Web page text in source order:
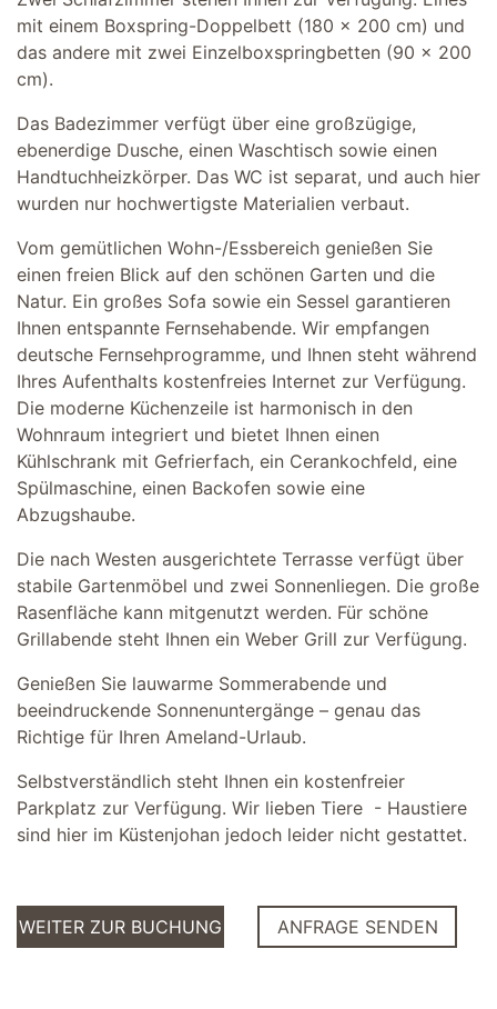
mit einem Boxspring-Doppelbett (180 x 200 cm) und
das andere mit zwei Einzelboxspringbetten (90 x 200
cm).
Das Badezimmer verfügt über eine großzügige,
ebenerdige Dusche, einen Waschtisch sowie einen
Handtuchheizkörper. Das WC ist separat, und auch hier
wurden nur hochwertigste Materialien verbaut.
Vom gemütlichen Wohn-/Essbereich genießen Sie
einen freien Blick auf den schönen Garten und die
Natur. Ein großes Sofa sowie ein Sessel garantieren
Ihnen entspannte Fernsehabende. Wir empfangen
deutsche Fernsehprogramme, und Ihnen steht während
Ihres Aufenthalts kostenfreies Internet zur Verfügung.
Die moderne Küchenzeile ist harmonisch in den
Wohnraum integriert und bietet Ihnen einen
Kühlschrank mit Gefrierfach, ein Cerankochfeld, eine
Spülmaschine, einen Backofen sowie eine
Abzugshaube.
Die nach Westen ausgerichtete Terrasse verfügt über
stabile Gartenmöbel und zwei Sonnenliegen. Die große
Rasenfläche kann mitgenutzt werden. Für schöne
Grillabende steht Ihnen ein Weber Grill zur Verfügung.
Genießen Sie lauwarme Sommerabende und
beeindruckende Sonnenuntergänge – genau das
Richtige für Ihren Ameland-Urlaub.
Selbstverständlich steht Ihnen ein kostenfreier
Parkplatz zur Verfügung. Wir lieben Tiere - Haustiere
sind hier im Küstenjohan jedoch leider nicht gestattet.
WEITER ZUR BUCHUNG ANFRAGE SENDEN